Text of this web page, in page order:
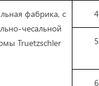
фабрика, с
чесальной
Truetzschler
4
5
6